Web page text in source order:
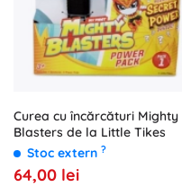
Curea cu încărcături Mighty
Blasters de la Little Tikes
Stoc extern ?
64,00 lei